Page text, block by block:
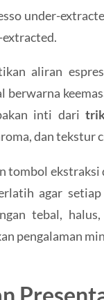
under-
aliran
berwarna
inti dari
dan tekstur
tombol
agar
tebal,
pengalaman